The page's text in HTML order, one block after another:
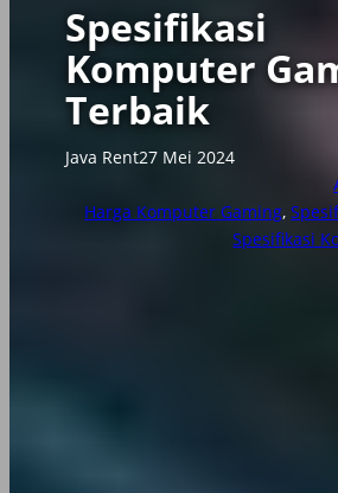
Spesifikasi
Komputer
Terbaik
Java Rent27 Mei 2024
Harga Komputer Gaming,
Spesifikasi